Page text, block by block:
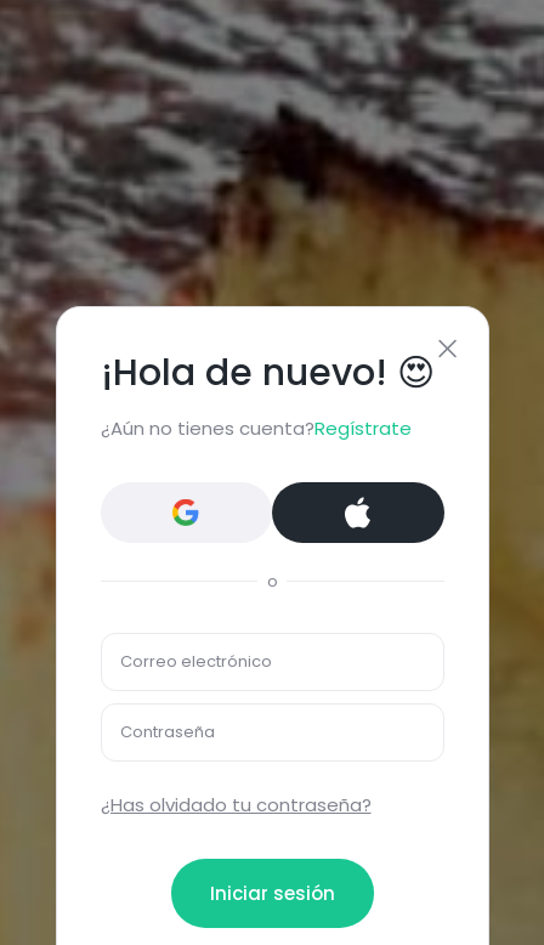
¡Hola de nuevo! 😍
¿Aún no tienes cuenta?Regístrate
o
Correo electrónico
Contraseña
¿Has olvidado tu contraseña?
Iniciar sesión